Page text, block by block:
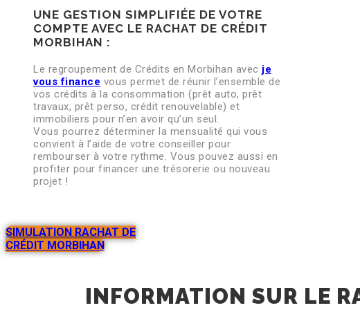
UNE GESTION SIMPLIFIÉE DE VOTRE
COMPTE AVEC LE RACHAT DE CRÉDIT
MORBIHAN :
Le regroupement de Crédits en Morbihan avec je
vous finance vous permet de réunir l’ensemble de
vos crédits à la consommation (prêt auto, prêt
travaux, prêt perso, crédit renouvelable) et
immobiliers pour n’en avoir qu’un seul.
Vous pourrez déterminer la mensualité qui vous
convient à l’aide de votre conseiller pour
rembourser à votre rythme. Vous pouvez aussi en
profiter pour financer une trésorerie ou nouveau
projet !
SIMULATION RACHAT DE
CRÉDIT MORBIHAN
INFORMATION SUR LE